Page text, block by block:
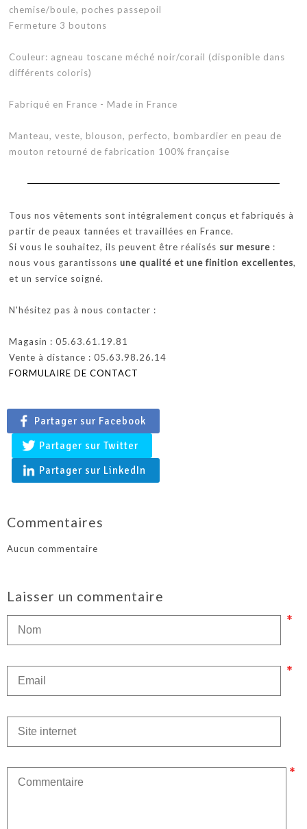
chemise/boule, poches passepoil
Fermeture 3 boutons
Couleur: agneau toscane méché noir/corail (disponible dans
différents coloris)
Fabriqué en France - Made in France
Manteau, veste, blouson, perfecto, bombardier en peau de
mouton retourné de fabrication 100% française
Tous nos vêtements sont intégralement conçus et fabriqués à
partir de peaux tannées et travaillées en France.
Si vous le souhaitez, ils peuvent être réalisés sur mesure :
nous vous garantissons une qualité et une finition excellentes,
et un service soigné.
N'hésitez pas à nous contacter :
Magasin : 05.63.61.19.81
Vente à distance : 05.63.98.26.14
FORMULAIRE DE CONTACT
Partager sur Facebook
Partager sur Twitter
Partager sur LinkedIn
Commentaires
Aucun commentaire
Laisser un commentaire